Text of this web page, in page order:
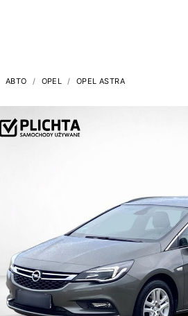
АВТО OPEL OPEL ASTRA